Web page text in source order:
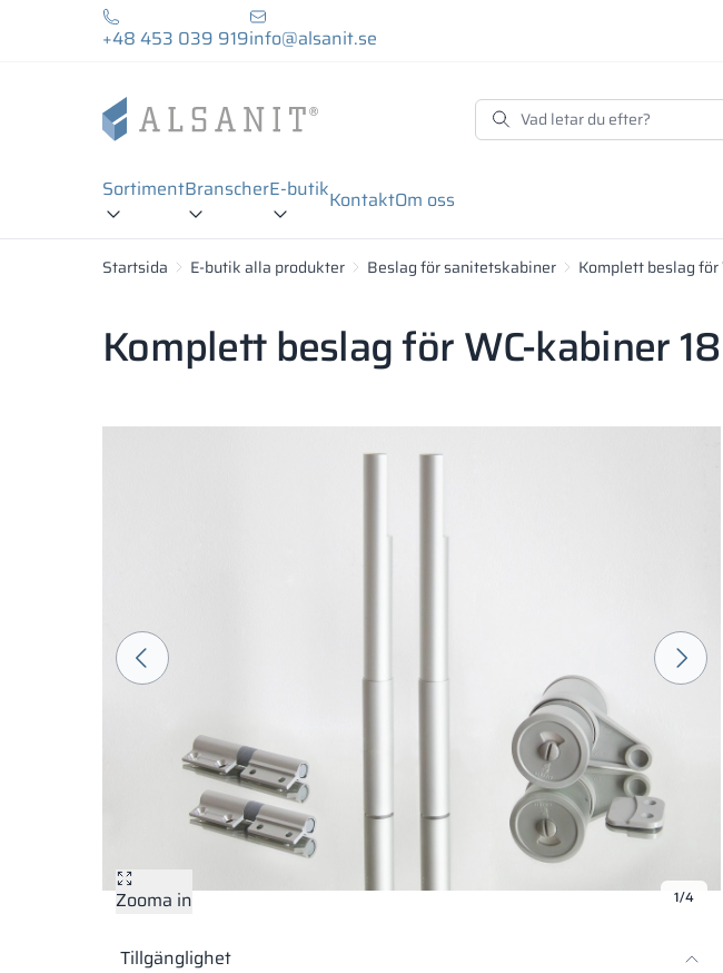
+48 453 039 919info@alsanit.se
SortimentBranscherE-butikKontaktOm oss
Startsida E-butik alla produkter Beslag för sanitetskabiner Komplett beslag för
Komplett beslag för WC-kabiner
1/4
Zooma in
Tillgänglighet